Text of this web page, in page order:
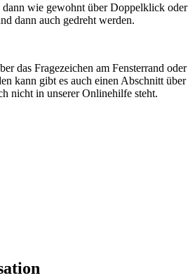
wie gewohnt über Doppelklick oder
dann auch gedreht werden.
das Fragezeichen am Fensterrand oder
kann gibt es auch einen Abschnitt über
nicht in unserer Onlinehilfe steht.